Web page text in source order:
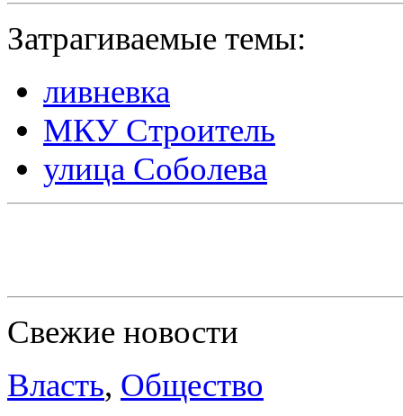
Затрагиваемые темы:
ливневка
МКУ Строитель
улица Соболева
Свежие новости
Власть, Общество